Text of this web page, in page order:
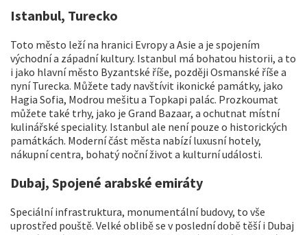
Istanbul, Turecko
Toto město leží na hranici Evropy a Asie a je spojením
východní a západní kultury. Istanbul má bohatou historii, a to
i jako hlavní město Byzantské říše, později Osmanské říše a
nyní Turecka. Můžete tady navštívit ikonické památky, jako
Hagia Sofia, Modrou mešitu a Topkapi palác. Prozkoumat
můžete také trhy, jako je Grand Bazaar, a ochutnat místní
kulinářské speciality. Istanbul ale není pouze o historických
památkách. Moderní část města nabízí luxusní hotely,
nákupní centra, bohatý noční život a kulturní události.
Dubaj, Spojené arabské emiráty
Speciální infrastruktura, monumentální budovy, to vše
uprostřed pouště. Velké oblibě se v poslední době těší i Dubaj